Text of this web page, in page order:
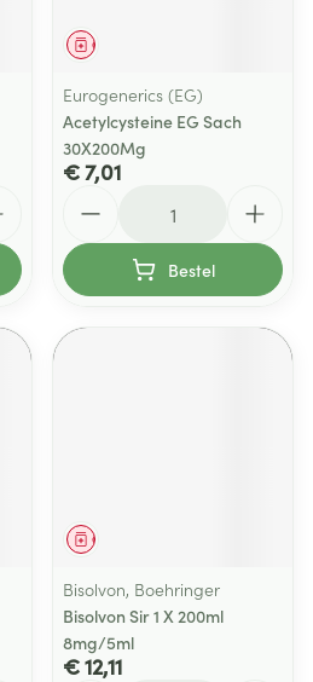
Geneesmiddel
Eurogenerics (EG)
Acetylcysteine EG Sach
30X200Mg
€ 7,01
Bestel
Geneesmiddel
Bisolvon, Boehringer
Bisolvon Sir 1 X 200ml
8mg/5ml
€ 12,11